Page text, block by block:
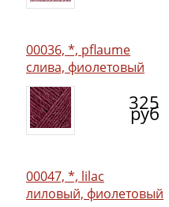
00036, *, pflaume
слива, фиолетовый
325
руб
00047, *, lilac
лиловый, фиолетовый